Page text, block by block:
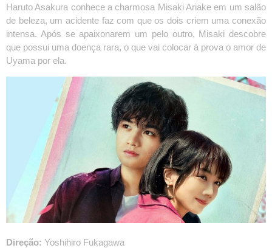
Haruto Asakura conhece a charmosa Misaki Ariake em um salão
de beleza, um acidente faz com que os dois criem uma conexão
intensa. Após se apaixonarem um pelo outro, Misaki descobre
que possui uma doença rara, o que vai colocar à prova o amor de
Uyama por ela.
Direção: Yoshihiro Fukagawa